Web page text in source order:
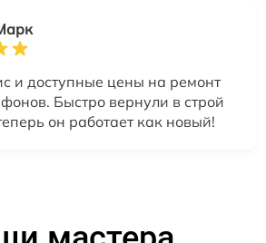
и доступные цены на ремонт
Быстро вернули в строй
он работает как новый!